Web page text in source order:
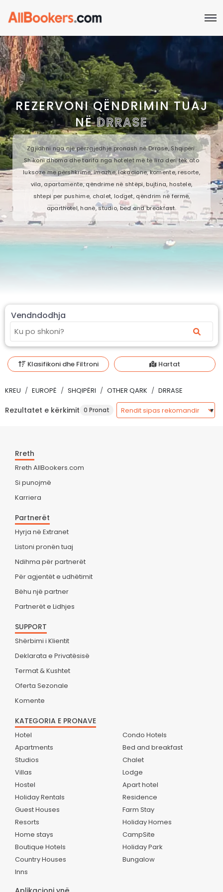
REZERVONI QËNDRIMIN TUAJ
NËDRRASE
Zgjidhni nga një përzgjedhje pronash në Drrase, Shqipëri.
Shikoni dhoma dhe tarifa nga hotelet më të lira deri tek ato
luksoze me përshkrime, imazhe, lokacione, komente, resorte,
vila, apartamente, qëndrime në shtëpi, bujtina, hostele,
shtepi per pushime, chalet, lodget, qëndrim në fermë,
aparthotel, hanë, studio, bed and breakfast.
Vendndodhja
Klasifikoni dhe Filtroni Hartat
KREU EUROPË SHQIPËRI OTHER QARK DRRASE
Rezultatet e kërkimit 0 Pronat
Rreth
Rreth AllBookers.com
Si punojmë
Karriera
Partnerët
Hyrja në Extranet
Listoni pronën tuaj
Ndihma për partnerët
Për agjentët e udhëtimit
Bëhu një partner
Partnerët e Lidhjes
SUPPORT
Shërbimi i Klientit
Deklarata e Privatësisë
Termat & Kushtet
Oferta Sezonale
Komente
KATEGORIA E PRONAVE
Hotel
Apartments
Studios
Villas
Hostel
Holiday Rentals
Guest Houses
Resorts
Home stays
Boutique Hotels
Country Houses
Inns
Condo Hotels
Bed and breakfast
Chalet
Lodge
Apart hotel
Residence
Farm Stay
Holiday Homes
CampSite
Holiday Park
Bungalow